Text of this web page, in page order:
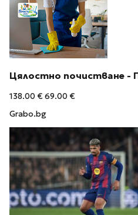
Цялостно почистване -
138.00 €69.00 €
Grabo.bg